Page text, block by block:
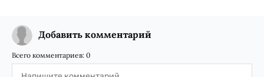
Добавить комментарий
Всего комментариев: 0